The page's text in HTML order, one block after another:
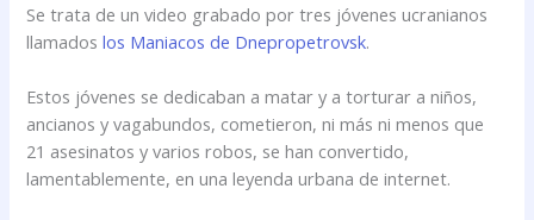
Se trata de un video grabado por tres jóvenes ucranianos
llamadoslos Maniacos de Dnepropetrovsk.
Estos jóvenes se dedicaban a matar y a torturar a niños,
ancianos y vagabundos, cometieron, ni más ni menos que
21 asesinatos y varios robos, se han convertido,
lamentablemente, en una leyenda urbana de internet.